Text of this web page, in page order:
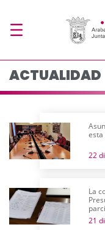
ACTUALIDAD
esta
22
La
21